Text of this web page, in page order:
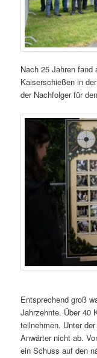
Nach 25 Jahren
Kaiserschießen in
der Nachfolger für
Entsprechend groß
Jahrzehnte. Über 40
teilnehmen. Unter
Anwärter nicht ab.
ein Schuss auf den